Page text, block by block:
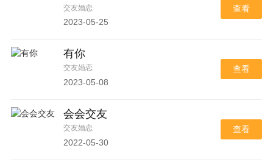
交友婚恋
2023-05-25
查看
有你
交友婚恋
2023-05-08
查看
会会交友
交友婚恋
2022-05-30
查看